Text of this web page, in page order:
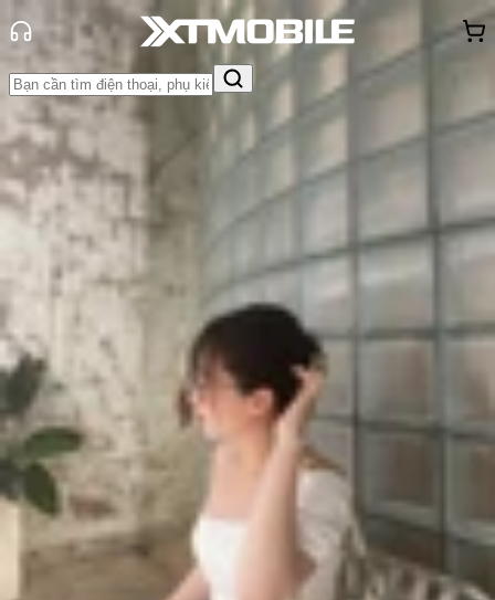
Trang chủ
Tin tức
Tin Mới
Tin Mới
Đánh Giá - Trên Tay
Khuyến
Thủ thuật Thông báoKhách
hàng - Sự kiện
Samsung sẽ tổ chức sự kiện Galaxy
mới vào ngày 21/10, ra mắt kính
thực tế ảo XR
Triệu Vy
Ngày đăng: 15/10/2025
Cập nhật:15/10/2025
Theo dõi XTMobile trên